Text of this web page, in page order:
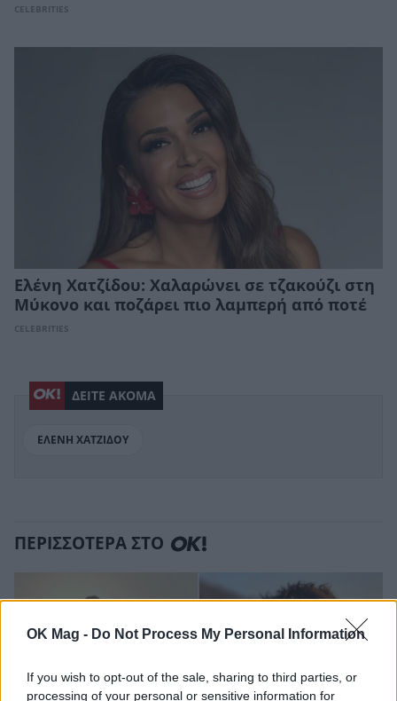
OK Mag - Do Not Process My Personal Information
If you wish to opt-out of the sale, sharing to third parties, or
processing of your personal or sensitive information for
CELEBRITIES
Ελένη Χατζίδου: Χαλαρώνει σε τζακούζι στη
Μύκονο και ποζάρει πιο λαμπερή από ποτέ
CELEBRITIES
ΔΕΙΤΕ ΑΚΟΜΑ
ΕΛΕΝΗ ΧΑΤΖΙΔΟΥ
ΠΕΡΙΣΣΟΤΕΡΑ ΣΤΟ